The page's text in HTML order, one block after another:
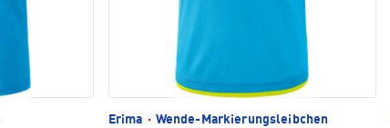
Erima · Wende-Markierungsleibchen